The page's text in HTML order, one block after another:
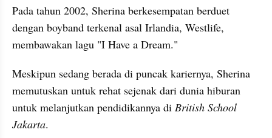
Pada tahun 2002, Sherina berkesempatan berduet
dengan boyband terkenal asal Irlandia, Westlife,
membawakan lagu "I Have a Dream."
Meskipun sedang berada di puncak kariernya, Sherina
memutuskan untuk rehat sejenak dari dunia hiburan
untuk melanjutkan pendidikannya di British School
Jakarta.